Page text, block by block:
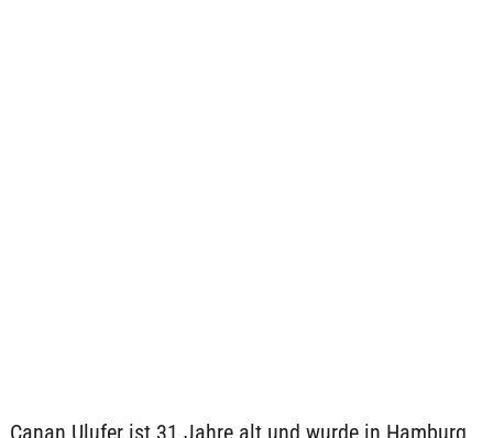
Canan Ulufer ist 31 Jahre alt und wurde in Hamburg